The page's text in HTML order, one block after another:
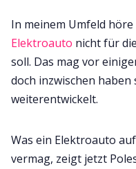
In meinem Umfeld
Elektroauto nicht für
soll. Das mag vor
doch inzwischen
weiterentwickelt.
Was ein Elektroauto
vermag, zeigt jetzt